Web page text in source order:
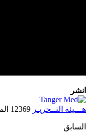
انشر
هـــيئة التــحريـر 12369 المشاركات
السابق